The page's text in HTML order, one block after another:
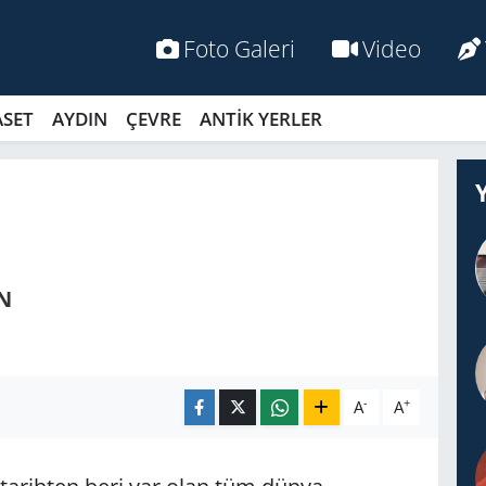
Foto Galeri Video
AYDIN ÇEVRE ANTİK YERLER
A- A+